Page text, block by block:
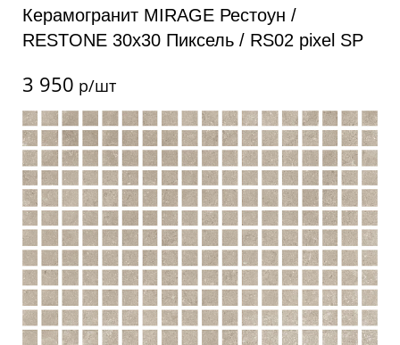
Керамогранит MIRAGE Рестоун /
RESTONE 30x30 Пиксель / RS02 pixel SP
3 950 р/шт